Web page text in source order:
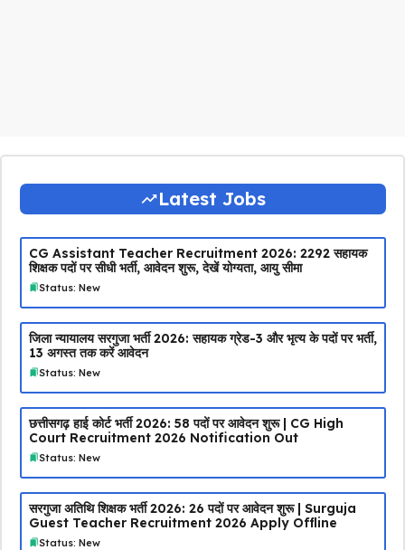
Latest Jobs
CG Assistant Teacher Recruitment 2026: 2292 सहायक
शिक्षक पदों पर सीधी भर्ती, आवेदन शुरू, देखें योग्यता, आयु सीमा
Status: New
जिला न्यायालय सरगुजा भर्ती 2026: सहायक ग्रेड-3 और भृत्य के पदों पर भर्ती,
13 अगस्त तक करें आवेदन
Status: New
छत्तीसगढ़ हाई कोर्ट भर्ती 2026: 58 पदों पर आवेदन शुरू | CG High
Court Recruitment 2026 Notification Out
Status: New
सरगुजा अतिथि शिक्षक भर्ती 2026: 26 पदों पर आवेदन शुरू | Surguja
Guest Teacher Recruitment 2026 Apply Offline
Status: New